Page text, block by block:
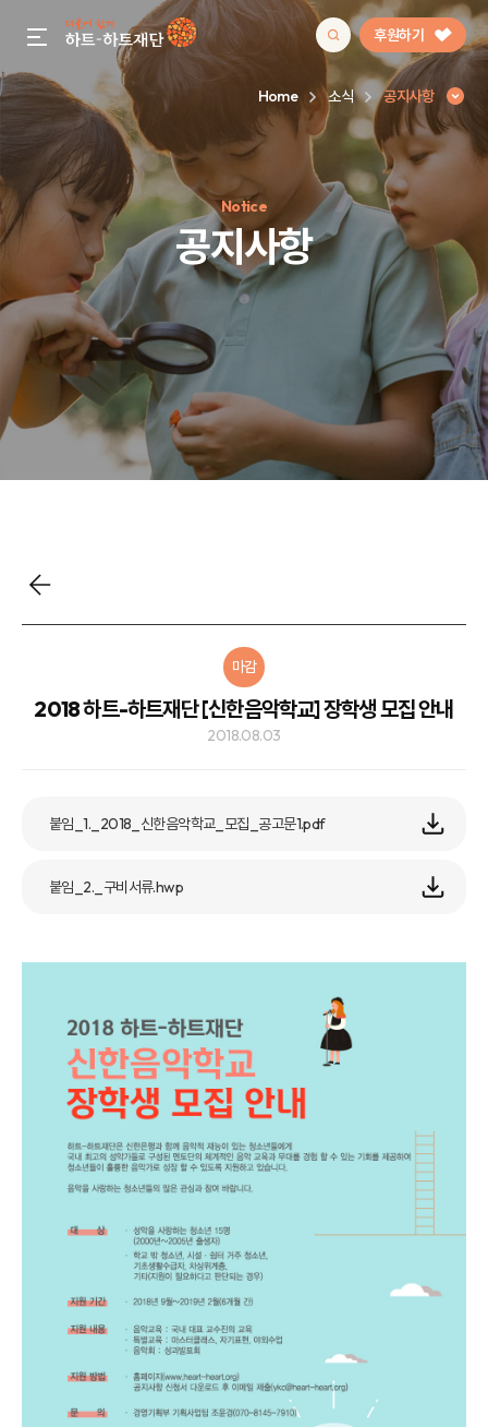
gnb menu open 후원하기
인기 키워드
#정기후원#하트플레이스#캠페인#팬덤후원
Home 소식 공지사항
Notice
공지사항
마감
2018 하트-하트재단 [신한음악학교] 장학생 모집 안내
2018.08.03
붙임_1._2018_신한음악학교_모집_공고문1.pdf
붙임_2._구비서류.hwp